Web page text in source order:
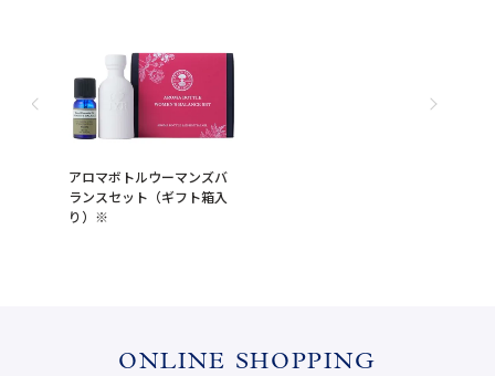
アロマボトルウーマンズバ
ランスセット（ギフト箱入
り）※
ONLINE SHOPPING